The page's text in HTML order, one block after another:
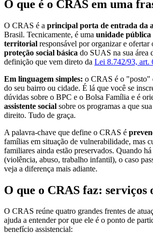
O que é o CRAS em uma
O CRAS é a principal porta de entrada da
Brasil. Tecnicamente, é uma unidade pública
territorial responsável por organizar e ofertar
proteção social básica do SUAS na sua área
definição que vem direto da Lei 8.742/93, art.
Em linguagem simples: o CRAS é o "posto"
do seu bairro ou cidade. É lá que você se
dúvidas sobre o BPC e o Bolsa Família e é
assistente social sobre os programas a que
direito. Tudo de graça.
A palavra-chave que define o CRAS é
famílias em situação de vulnerabilidade, mas
familiares ainda estão preservados. Quando
(violência, abuso, trabalho infantil), o caso
veja a diferença mais adiante.
O que o CRAS faz: serviços
O CRAS reúne quatro grandes frentes de
ajuda a entender por que ele é o ponto de
benefício assistencial: